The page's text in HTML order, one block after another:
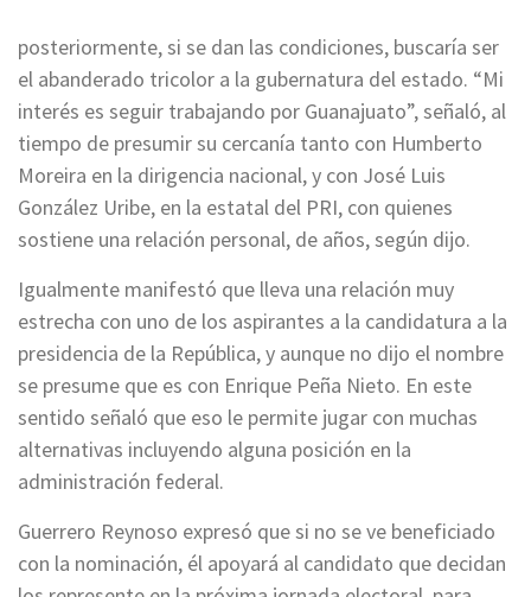
posteriormente, si se dan las condiciones, buscaría ser
el abanderado tricolor a la gubernatura del estado. “Mi
interés es seguir trabajando por Guanajuato”, señaló, al
tiempo de presumir su cercanía tanto con Humberto
Moreira en la dirigencia nacional, y con José Luis
González Uribe, en la estatal del PRI, con quienes
sostiene una relación personal, de años, según dijo.
Igualmente manifestó que lleva una relación muy
estrecha con uno de los aspirantes a la candidatura a la
presidencia de la República, y aunque no dijo el nombre
se presume que es con Enrique Peña Nieto. En este
sentido señaló que eso le permite jugar con muchas
alternativas incluyendo alguna posición en la
administración federal.
Guerrero Reynoso expresó que si no se ve beneficiado
con la nominación, él apoyará al candidato que decidan